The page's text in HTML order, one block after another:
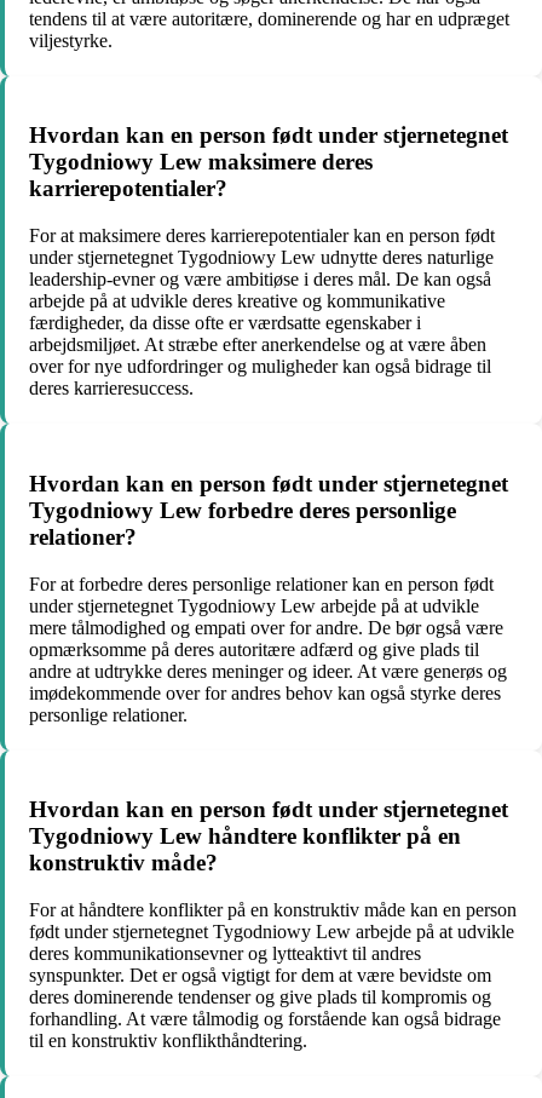
tendens til at være autoritære, dominerende og har en udpræget
viljestyrke.
Hvordan kan en person født under stjernetegnet
Tygodniowy Lew maksimere deres
karrierepotentialer?
For at maksimere deres karrierepotentialer kan en person født
under stjernetegnet Tygodniowy Lew udnytte deres naturlige
leadership-evner og være ambitiøse i deres mål. De kan også
arbejde på at udvikle deres kreative og kommunikative
færdigheder, da disse ofte er værdsatte egenskaber i
arbejdsmiljøet. At stræbe efter anerkendelse og at være åben
over for nye udfordringer og muligheder kan også bidrage til
deres karrieresuccess.
Hvordan kan en person født under stjernetegnet
Tygodniowy Lew forbedre deres personlige
relationer?
For at forbedre deres personlige relationer kan en person født
under stjernetegnet Tygodniowy Lew arbejde på at udvikle
mere tålmodighed og empati over for andre. De bør også være
opmærksomme på deres autoritære adfærd og give plads til
andre at udtrykke deres meninger og ideer. At være generøs og
imødekommende over for andres behov kan også styrke deres
personlige relationer.
Hvordan kan en person født under stjernetegnet
Tygodniowy Lew håndtere konflikter på en
konstruktiv måde?
For at håndtere konflikter på en konstruktiv måde kan en person
født under stjernetegnet Tygodniowy Lew arbejde på at udvikle
deres kommunikationsevner og lytteaktivt til andres
synspunkter. Det er også vigtigt for dem at være bevidste om
deres dominerende tendenser og give plads til kompromis og
forhandling. At være tålmodig og forstående kan også bidrage
til en konstruktiv konflikthåndtering.